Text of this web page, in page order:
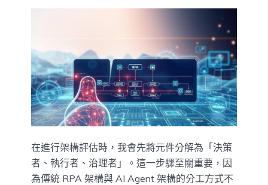
在進行架構評估時，我會先將元件分解為「決策
者、執行者、治理者」。這一步驟至關重要，因
為傳統 RPA 架構與 AI Agent 架構的分工方式不